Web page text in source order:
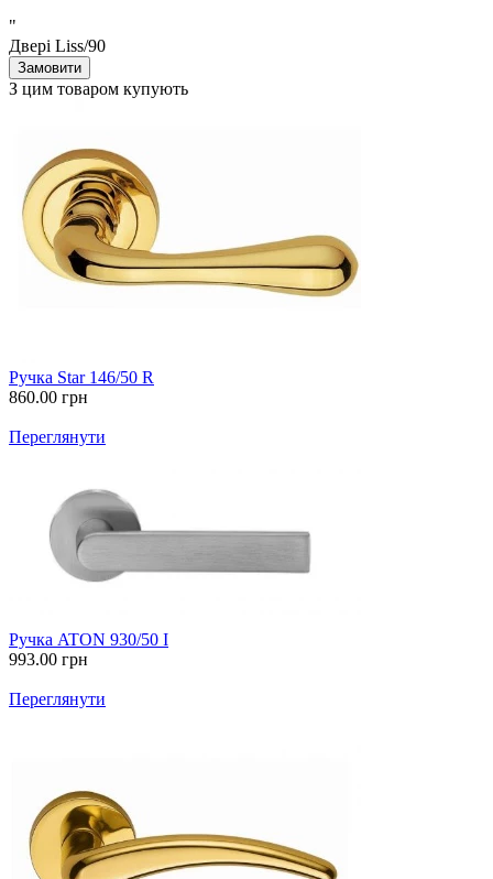
"
Двері Liss/90
Замовити
З цим товаром купують
Ручка Star 146/50 R
860.00 грн
Переглянути
Ручка ATON 930/50 I
993.00 грн
Переглянути